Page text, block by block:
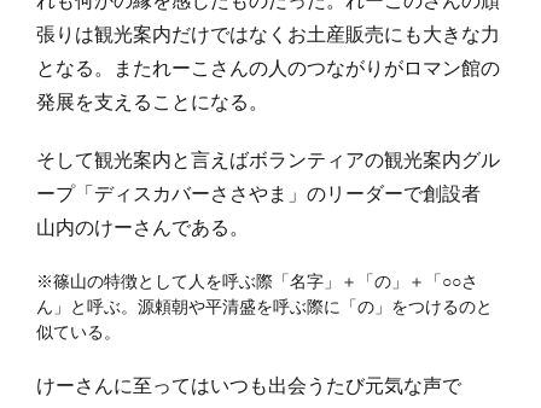
張りは観光案内だけではなくお土産販売にも大きな力
となる。またれーこさんの人のつながりがロマン館の
発展を支えることになる。
そして観光案内と言えばボランティアの観光案内グル
ープ「ディスカバーささやま」のリーダーで創設者
山内のけーさんである。
※篠山の特徴として人を呼ぶ際「名字」＋「の」＋「○○さ
ん」と呼ぶ。源頼朝や平清盛を呼ぶ際に「の」をつけるのと
似ている。
けーさんに至ってはいつも出会うたび元気な声で